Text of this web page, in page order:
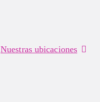
Nuestras ubicaciones